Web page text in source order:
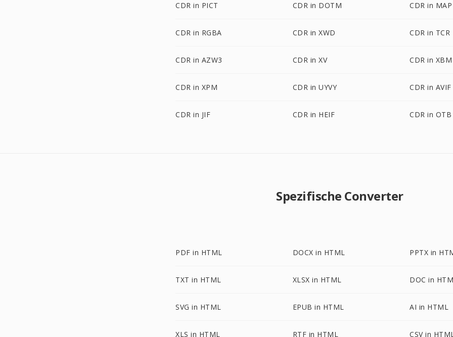
CDR in PICT CDR in DOTM CDR in MAP
CDR in RGBA CDR in XWD CDR in TCR
CDR in AZW3 CDR in XV CDR in XBM
CDR in XPM CDR in UYVY CDR in AVIF
CDR in JIF CDR in HEIF CDR in OTB
Spezifische Converter
PDF in HTML DOCX in HTML PPTX in
TXT in HTML XLSX in HTML DOC in
SVG in HTML EPUB in HTML AI in HTML
XLS in HTML RTF in HTML CSV in